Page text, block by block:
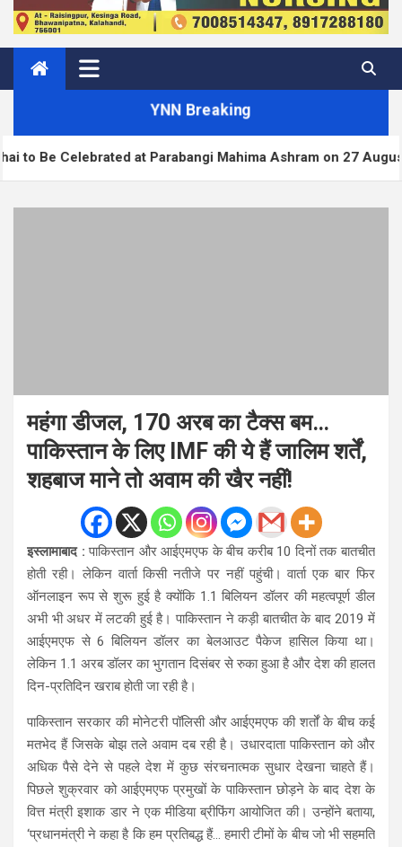
YNN Breaking
at Parabangi Mahima Ashram on 27 August
महंगा डीजल, 170 अरब का टैक्स बम…
पाकिस्तान के लिए IMF की ये हैं जालिम शर्तें,
शहबाज माने तो अवाम की खैर नहीं!
इस्लामाबाद : पाकिस्तान और आईएमएफ के बीच करीब 10 दिनों तक बातचीत
होती रही। लेकिन वार्ता किसी नतीजे पर नहीं पहुंची। वार्ता एक बार फिर
ऑनलाइन रूप से शुरू हुई है क्योंकि 1.1 बिलियन डॉलर की महत्वपूर्ण डील
अभी भी अधर में लटकी हुई है। पाकिस्तान ने कड़ी बातचीत के बाद 2019 में
आईएमएफ से 6 बिलियन डॉलर का बेलआउट पैकेज हासिल किया था।
लेकिन 1.1 अरब डॉलर का भुगतान दिसंबर से रुका हुआ है और देश की हालत
दिन-प्रतिदिन खराब होती जा रही है।
पाकिस्तान सरकार की मोनेटरी पॉलिसी और आईएमएफ की शर्तों के बीच कई
मतभेद हैं जिसके बोझ तले अवाम दब रही है। उधारदाता पाकिस्तान को और
अधिक पैसे देने से पहले देश में कुछ संरचनात्मक सुधार देखना चाहते हैं।
पिछले शुक्रवार को आईएमएफ प्रमुखों के पाकिस्तान छोड़ने के बाद देश के
वित्त मंत्री इशाक डार ने एक मीडिया ब्रीफिंग आयोजित की। उन्होंने बताया,
‘प्रधानमंत्री ने कहा है कि हम प्रतिबद्ध हैं… हमारी टीमों के बीच जो भी सहमति